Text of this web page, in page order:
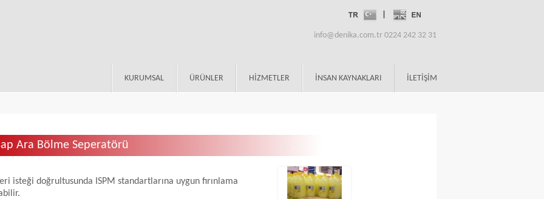
info@denika.com.tr 0224 242 32 31
KURUMSAL ÜRÜNLER HİZMETLER İNSAN KAYNAKLARI İLETİŞİM
Ara Bölme Seperatörü
isteği doğrultusunda ISPM standartlarına uygun fırınlama